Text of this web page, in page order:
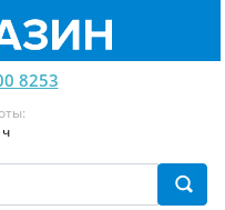
8253